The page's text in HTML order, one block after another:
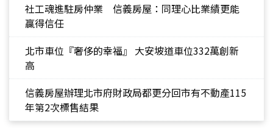
社工魂進駐房仲業 信義房屋：同理心比業績更能
贏得信任
北市車位『奢侈的幸福』 大安坡道車位332萬創新
高
信義房屋辦理北市府財政局都更分回市有不動產115
年第2次標售結果